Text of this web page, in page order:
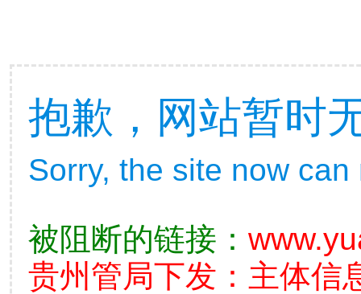
抱歉，网站暂时
Sorry, the site now
被阻断的链接：
贵州管局下发：主体信